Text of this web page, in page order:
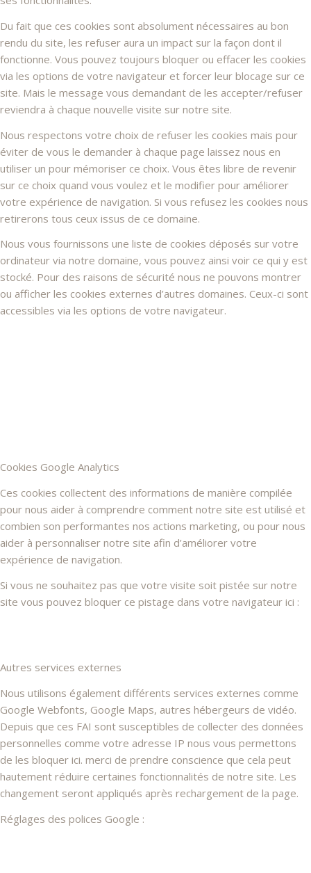
Du fait que ces cookies sont absolument nécessaires au bon
rendu du site, les refuser aura un impact sur la façon dont il
fonctionne. Vous pouvez toujours bloquer ou effacer les cookies
via les options de votre navigateur et forcer leur blocage sur ce
site. Mais le message vous demandant de les accepter/refuser
reviendra à chaque nouvelle visite sur notre site.
Nous respectons votre choix de refuser les cookies mais pour
éviter de vous le demander à chaque page laissez nous en
utiliser un pour mémoriser ce choix. Vous êtes libre de revenir
sur ce choix quand vous voulez et le modifier pour améliorer
votre expérience de navigation. Si vous refusez les cookies nous
retirerons tous ceux issus de ce domaine.
Nous vous fournissons une liste de cookies déposés sur votre
ordinateur via notre domaine, vous pouvez ainsi voir ce qui y est
stocké. Pour des raisons de sécurité nous ne pouvons montrer
ou afficher les cookies externes d’autres domaines. Ceux-ci sont
accessibles via les options de votre navigateur.
Cookies Google Analytics
Ces cookies collectent des informations de manière compilée
pour nous aider à comprendre comment notre site est utilisé et
combien son performantes nos actions marketing, ou pour nous
aider à personnaliser notre site afin d’améliorer votre
expérience de navigation.
Si vous ne souhaitez pas que votre visite soit pistée sur notre
site vous pouvez bloquer ce pistage dans votre navigateur ici :
Autres services externes
Nous utilisons également différents services externes comme
Google Webfonts, Google Maps, autres hébergeurs de vidéo.
Depuis que ces FAI sont susceptibles de collecter des données
personnelles comme votre adresse IP nous vous permettons
de les bloquer ici. merci de prendre conscience que cela peut
hautement réduire certaines fonctionnalités de notre site. Les
changement seront appliqués après rechargement de la page.
Réglages des polices Google :